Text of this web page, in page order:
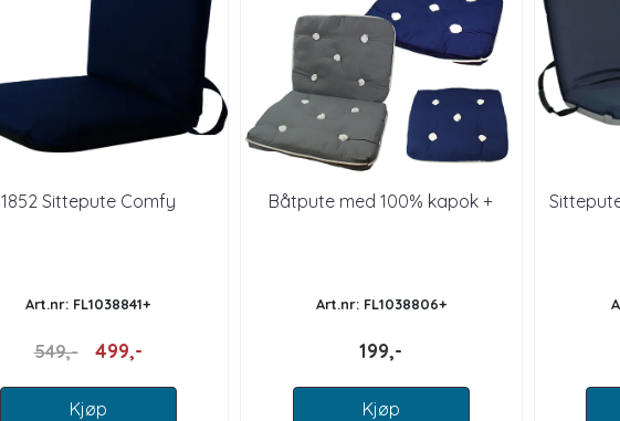
1852 Sittepute Comfy
Art.nr: FL1038841+
549,- 499,-
Kjøp
Båtpute med 100% kapok +
Art.nr: FL1038806+
199,-
Kjøp